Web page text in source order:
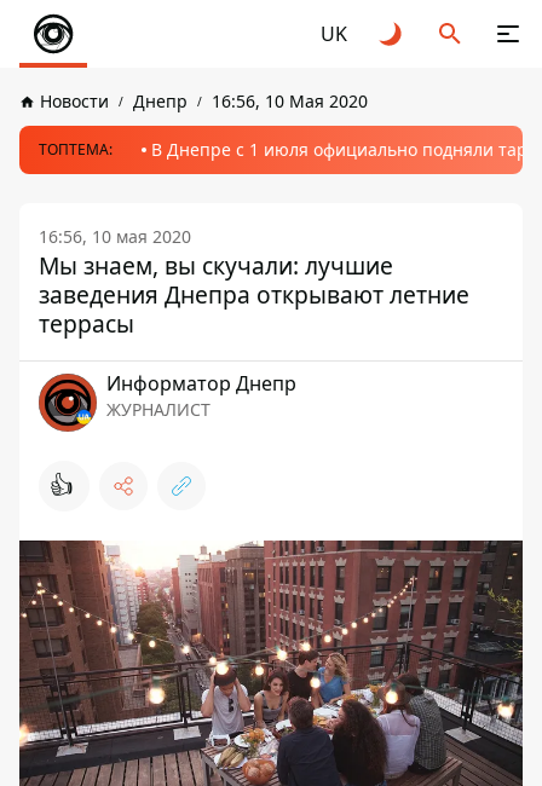
UK
Новости Днепр 16:56, 10 Мая 2020
ТОПТЕМА: В Днепре с 1 июля официально подняли
16:56, 10 мая 2020
Мы знаем, вы скучали: лучшие
заведения Днепра открывают летние
террасы
Информатор Днепр
ЖУРНАЛИСТ
👍